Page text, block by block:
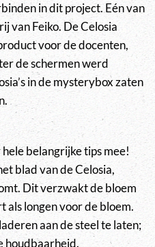
in dit project. Eén van
van Feiko. De Celosia
voor de docenten,
de schermen werd
in de mysterybox zaten
belangrijke tips mee!
blad van de Celosia,
Dit verzwakt de bloem
longen voor de bloem.
aan de steel te laten;
houdbaarheid.